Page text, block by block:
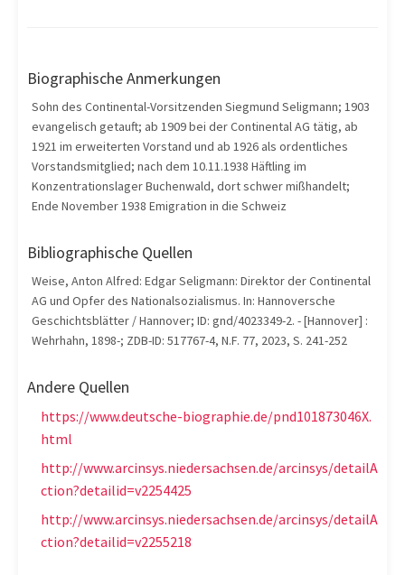
Biographische Anmerkungen
Sohn des Continental-Vorsitzenden Siegmund Seligmann; 1903
evangelisch getauft; ab 1909 bei der Continental AG tätig, ab
1921 im erweiterten Vorstand und ab 1926 als ordentliches
Vorstandsmitglied; nach dem 10.11.1938 Häftling im
Konzentrationslager Buchenwald, dort schwer mißhandelt;
Ende November 1938 Emigration in die Schweiz
Bibliographische Quellen
Weise, Anton Alfred: Edgar Seligmann: Direktor der Continental
AG und Opfer des Nationalsozialismus. In: Hannoversche
Geschichtsblätter / Hannover; ID: gnd/4023349-2. - [Hannover] :
Wehrhahn, 1898-; ZDB-ID: 517767-4, N.F. 77, 2023, S. 241-252
Andere Quellen
https://www.deutsche-biographie.de/pnd101873046X.
html
http://www.arcinsys.niedersachsen.de/arcinsys/detailA
ction?detailid=v2254425
http://www.arcinsys.niedersachsen.de/arcinsys/detailA
ction?detailid=v2255218